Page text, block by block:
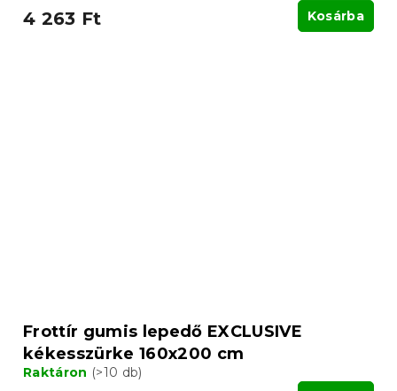
4 263 Ft Kosárba
Frottír gumis lepedő EXCLUSIVE
kékesszürke 160x200 cm
Raktáron (>10 db)